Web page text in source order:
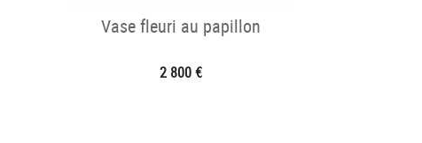
Vase fleuri au papillon
2 800 €